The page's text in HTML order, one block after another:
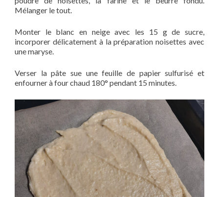
Mélanger le tout.
Monter le blanc en neige avec les 15 g de sucre,
incorporer délicatement à la préparation noisettes avec
une maryse.
Verser la pâte sue une feuille de papier sulfurisé et
enfourner à four chaud 180° pendant 15 minutes.